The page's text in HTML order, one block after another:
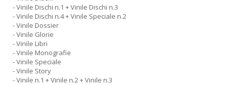
- Vinile Dischi n.1 + Vinile Dischi n.3
- Vinile Dischi n.4 + Vinile Speciale n.2
- Vinile Dossier
- Vinile Glorie
- Vinile Libri
- Vinile Monografie
- Vinile Speciale
- Vinile Story
- Vinile n.1 + Vinile n.2 + Vinile n.3